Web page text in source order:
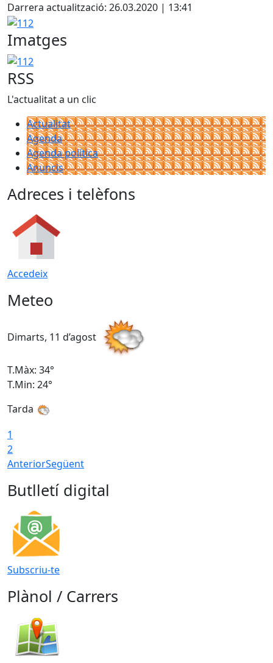
Darrera actualització: 26.03.2020 | 13:41
112
Imatges
112
RSS
L'actualitat a un clic
Actualitat
Agenda
Agenda política
Anuncis
Adreces i telèfons
Accedeix
Meteo
Dimarts, 11 d’agost
T.Màx: 34°
T.Min: 24°
Tarda
1
2
AnteriorSegüent
Butlletí digital
Subscriu-te
Plànol / Carrers